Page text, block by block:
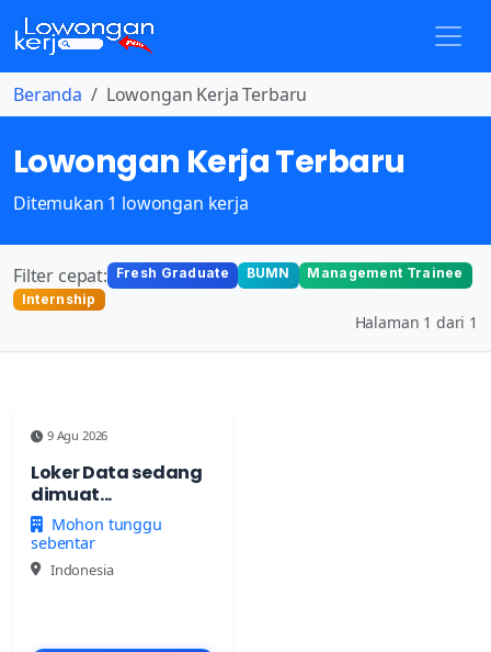
Beranda Lowongan Kerja Terbaru
Lowongan Kerja Terbaru
Ditemukan 1 lowongan kerja
Filter cepat: Fresh Graduate BUMN
Management Trainee
Internship
Halaman 1 dari 1
9 Agu 2026
Loker Data sedang
dimuat...
Mohon tunggu
sebentar
Indonesia